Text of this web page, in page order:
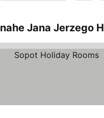
Jana Jerzego